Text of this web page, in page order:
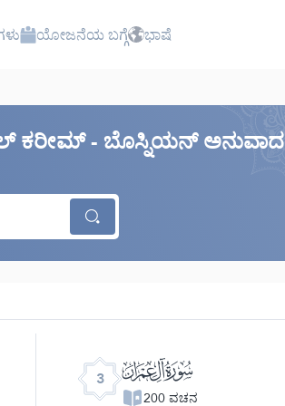
ಯೋಜನೆಯ ಬಗ್ಗೆ ಭಾಷೆ
ಕರೀಮ್ - ಬೊಸ್ನಿಯನ್ ಅನುವಾದ
3 ﮏ
200 ವಚನ